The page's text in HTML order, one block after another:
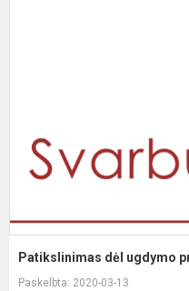
Patikslinimas dėl ugdymo
Paskelbta: 2020-03-13